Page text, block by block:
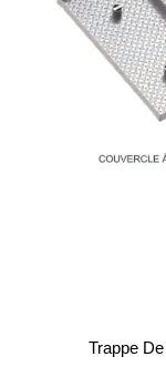
Trappe